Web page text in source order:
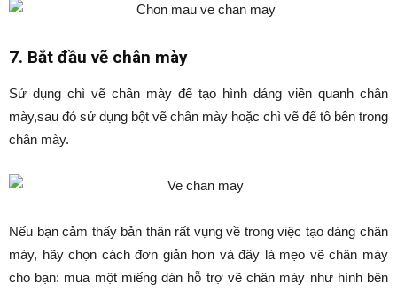
7. Bắt đầu vẽ chân mày
Sử dụng chì vẽ chân mày để tạo hình dáng viền quanh chân
mày,sau đó sử dụng bột vẽ chân mày hoặc chì vẽ để tô bên trong
chân mày.
Nếu bạn cảm thấy bản thân rất vụng về trong việc tạo dáng chân
mày, hãy chọn cách đơn giản hơn và đây là mẹo vẽ chân mày
cho bạn: mua một miếng dán hỗ trợ vẽ chân mày như hình bên